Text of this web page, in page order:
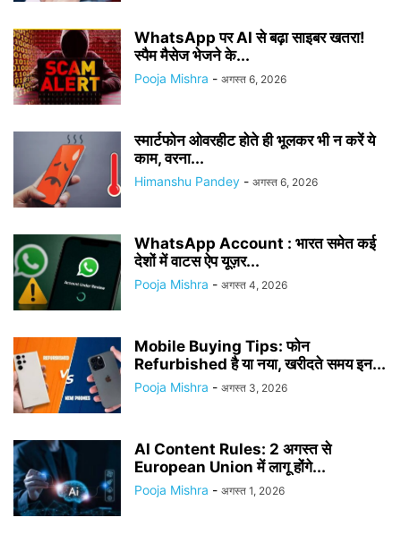
WhatsApp पर AI से बढ़ा साइबर खतरा!
स्पैम मैसेज भेजने के...
Pooja Mishra - अगस्त 6, 2026
स्मार्टफोन ओवरहीट होते ही भूलकर भी न करें ये
काम, वरना...
Himanshu Pandey - अगस्त 6, 2026
WhatsApp Account : भारत समेत कई
देशों में वाटस ऐप यूज़र...
Pooja Mishra - अगस्त 4, 2026
Mobile Buying Tips: फोन
Refurbished है या नया, खरीदते समय इन...
Pooja Mishra - अगस्त 3, 2026
AI Content Rules: 2 अगस्त से
European Union में लागू होंगे...
Pooja Mishra - अगस्त 1, 2026